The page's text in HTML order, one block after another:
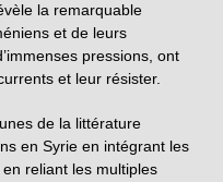
la remarquable
et de leurs
pressions, ont
et leur résister.
de la littérature
en Syrie en intégrant les
reliant les multiples